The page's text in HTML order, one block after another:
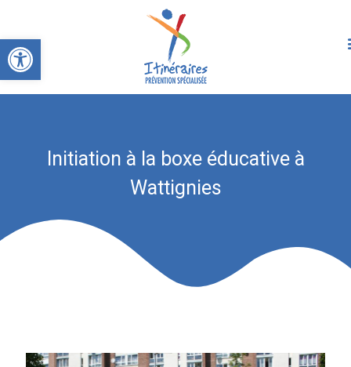
Ouvrir la barre d’outils
Initiation à la boxe éducative à
Wattignies